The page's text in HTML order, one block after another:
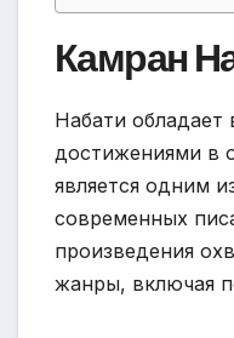
Камран
Набати
достижениями в
является одним
современных
произведения
жанры, включая